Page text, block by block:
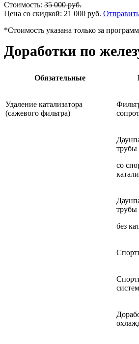
Стоимость: 35 000руб.
Цена со скидкой: 21 000 руб.
*Стоимость указана только за
Доработки по
Обязательные
Удаление катализатора
(сажевого фильтра)
трубы
со
трубы
без